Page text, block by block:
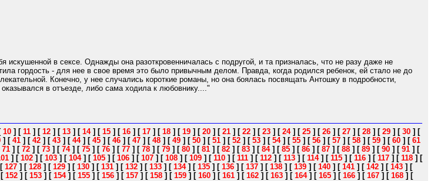
искушенной в сексе. Однажды она разоткровенничалась с подругой, и та призналась, что не разу даже не
гордость - для нее в свое время это было привычным делом. Правда, когда родился ребенок, ей стало не до
Конечно, у нее случались короткие романы, но она боялась посвящать Антошку в подробности,
в отъезде, либо сама ходила к любовнику...."
[ 10 ] [ 11 ] [ 12 ] [ 13 ] [ 14] [ 15 ] [ 16 ] [ 17 ] [ 18 ] [ 19 ] [ 20 ] [ 21 ] [ 22 ] [ 23 ] [ 24] [ 25 ] [ 26 ] [ 27 ] [ 28 ] [ 29 ] [ 30 ] [
] [ 41 ] [ 42 ] [ 43 ] [ 44] [ 45 ] [ 46 ] [ 47 ] [ 48 ] [ 49 ] [ 50 ] [ 51 ] [ 52 ] [ 53 ] [ 54] [ 55 ] [ 56 ] [ 57 ] [ 58 ] [ 59 ] [ 60 ] [ 61
71 ] [ 72 ] [ 73 ] [ 74] [ 75 ] [ 76 ] [ 77 ] [ 78 ] [ 79 ] [ 80 ] [ 81 ] [ 82 ] [ 83 ] [ 84] [ 85 ] [ 86 ] [ 87 ] [ 88 ] [ 89 ] [ 90 ] [ 91 ] [
] [ 102 ] [ 103 ] [ 104] [ 105 ] [ 106 ] [ 107 ] [ 108 ] [ 109 ] [ 110 ] [ 111 ] [ 112 ] [ 113 ] [ 114] [ 115 ] [ 116 ] [ 117 ] [ 118 ] [
[ 127 ] [ 128 ] [ 129 ] [ 130 ] [ 131 ] [ 132 ] [ 133 ] [ 134] [ 135 ] [ 136 ] [ 137 ] [ 138 ] [ 139 ] [ 140 ] [ 141 ] [ 142 ] [ 143 ] [
[ 152 ] [ 153 ] [ 154] [ 155 ] [ 156 ] [ 157 ] [ 158 ] [ 159 ] [ 160 ] [ 161 ] [ 162 ] [ 163 ] [ 164] [ 165 ] [ 166 ] [ 167 ] [ 168 ] [